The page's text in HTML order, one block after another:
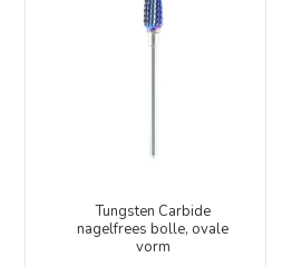
Tungsten Carbide
nagelfrees bolle, ovale
vorm